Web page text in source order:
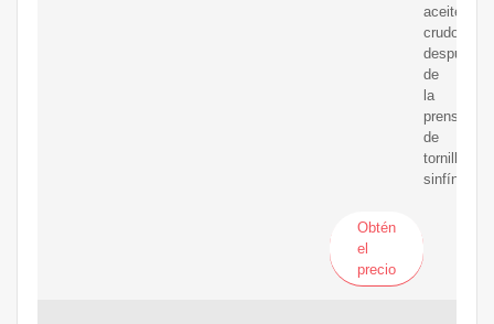
aceite
crudo
después
de
la
prensa
de
tornillo
sinfín
Obtén
el
precio